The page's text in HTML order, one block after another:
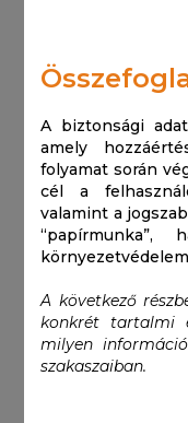
A biztonsági
amely
folyamat során
cél a
valamint a
“papírmunka”,
A következő
konkrét tartalmi
milyen
szakaszaiban.